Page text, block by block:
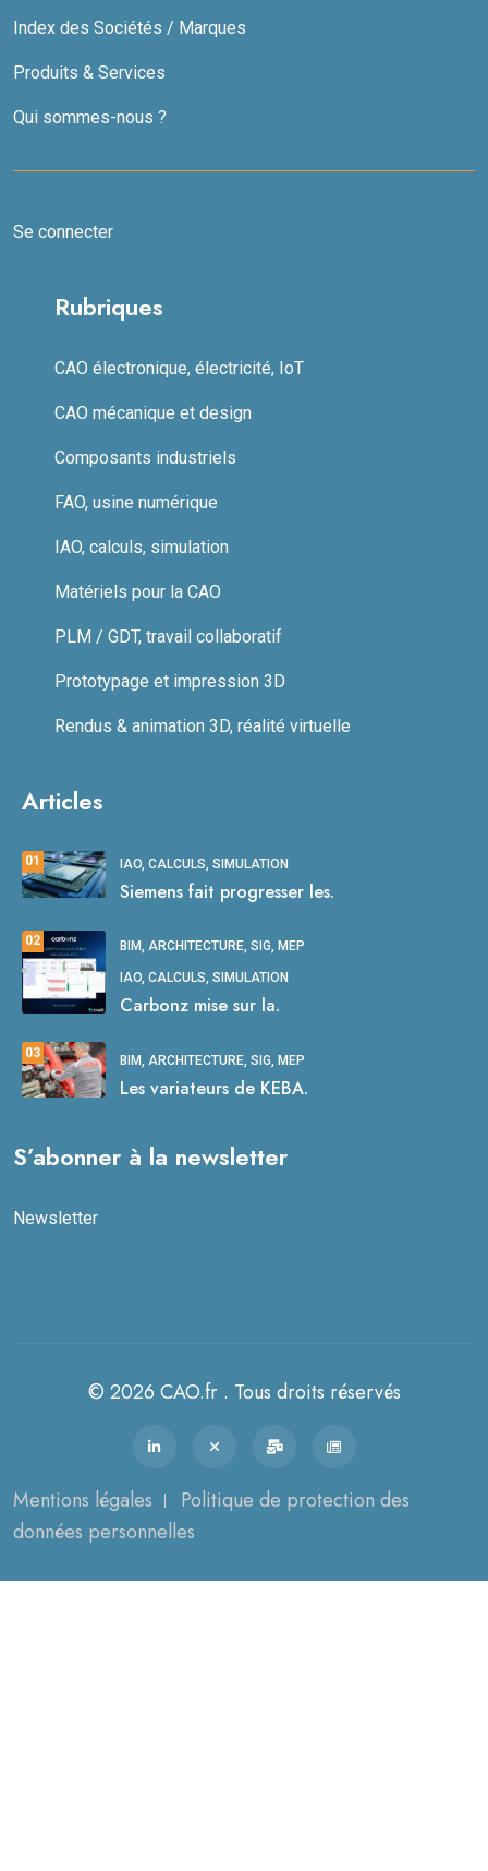
Index des Sociétés / Marques
Produits & Services
Qui sommes-nous ?
Se connecter
Rubriques
CAO électronique, électricité, IoT
CAO mécanique et design
Composants industriels
FAO, usine numérique
IAO, calculs, simulation
Matériels pour la CAO
PLM / GDT, travail collaboratif
Prototypage et impression 3D
Rendus & animation 3D, réalité virtuelle
Articles
01 IAO, CALCULS, SIMULATION
Siemens fait progresser les.
02 BIM, ARCHITECTURE, SIG, MEP
IAO, CALCULS, SIMULATION
Carbonz mise sur la.
03 BIM, ARCHITECTURE, SIG, MEP
Les variateurs de KEBA.
S’abonner à la newsletter
Newsletter
© 2026 CAO.fr . Tous droits réservés
Mentions légales
Politique de protection des
données personnelles